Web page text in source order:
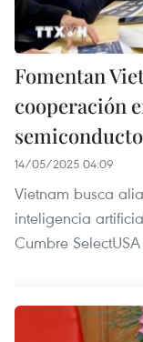
Fomentan
cooperación
14/05/2025 04:09
Vietnam busca
inteligencia
Cumbre